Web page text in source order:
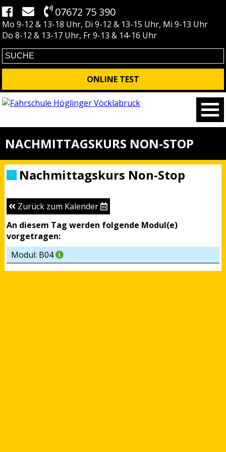
07672 75 390
Mo 9-12 & 13-18 Uhr, Di 9-12 & 13-15 Uhr, Mi 9-13 Uhr
Do 8-12 & 13-17 Uhr, Fr 9-13 & 14-16 Uhr
ONLINE TEST
NACHMITTAGSKURS NON-STOP
Nachmittagskurs Non-Stop
Zurück zum Kalender
An diesem Tag werden folgende Modul(e)
vorgetragen:
Modul: B04